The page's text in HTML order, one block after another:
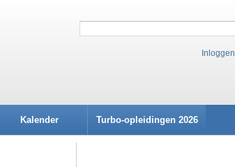
Inloggen
Kalender Turbo-opleidingen 2026